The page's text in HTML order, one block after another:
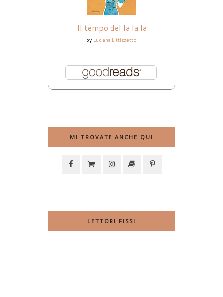
Il tempo del la la la
by Luciana Littizzetto
MI TROVATE ANCHE QUI
LETTORI FISSI